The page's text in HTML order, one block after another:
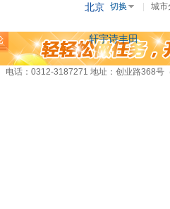
北京 切换 城市
轩宇诗丰田
电话：0312-3187271 地址：创业路368号